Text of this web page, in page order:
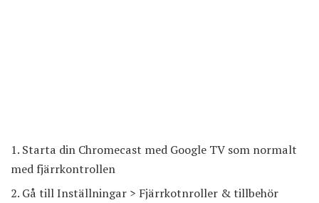
Starta din Chromecast med Google TV som normalt
med fjärrkontrollen
Gå till Inställningar > Fjärrkotnroller & tillbehör